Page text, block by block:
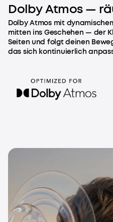
Dolby Atmos —
Dolby Atmos mit
mitten ins Geschehen — der
Seiten und folgt deinen
das sich kontinuierlich